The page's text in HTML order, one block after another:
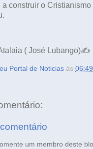
construir o
( José Lubango)✍️
Portal de Noticias às 06:49
um membro deste